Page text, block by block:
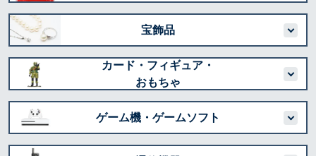
宝飾品
カード・フィギュア・
おもちゃ
ゲーム機・ゲームソフト